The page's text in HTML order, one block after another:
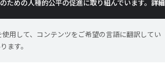
ための人種的公平の促進に取り組んでいます。 詳細
使用して、コンテンツをご希望の言語に翻訳してい
ます。